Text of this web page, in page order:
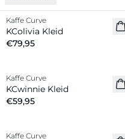
Neuheiten
Kaffe Curve
KColivia Kleid
€79,95
Neuheiten
Kaffe Curve
KCwinnie Kleid
€59,95
Kaffe Curve